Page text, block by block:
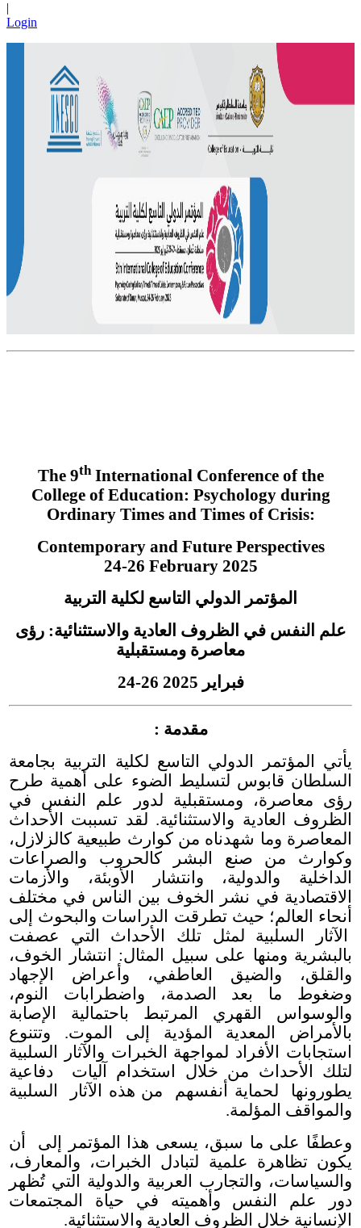
|
Login
The 9thInternational Conference of the
College of Education: Psychology during
Ordinary Times and Times of Crisis:
Contemporary and Future Perspectives
24-26 February 2025
المؤتمر الدولي التاسع لكلية التربية
علم النفس في الظروف العادية والاستثنائية: رؤى
معاصرة ومستقبلية
24-26 فبراير 2025
مقدمة :
يأتي المؤتمر الدولي التاسع لكلية التربية بجامعة
السلطان قابوس لتسليط الضوء على أهمية طرح
رؤى معاصرة، ومستقبلية لدور علم النفس في
الظروف العادية والاستثنائية. لقد تسببت الأحداث
المعاصرة وما شهدناه من كوارث طبيعية كالزلازل،
وكوارث من صنع البشر كالحروب والصراعات
الداخلية والدولية، وانتشار الأوبئة، والأزمات
الاقتصادية في نشر الخوف بين الناس في مختلف
أنحاء العالم؛ حيث تطرقت الدراسات والبحوث إلى
الآثار السلبية لمثل تلك الأحداث التي عصفت
بالبشرية ومنها على سبيل المثال: انتشار الخوف،
والقلق، والضيق العاطفي، وأعراض الإجهاد
وضغوط ما بعد الصدمة، واضطرابات النوم،
والوسواس القهري المرتبط باحتمالية الإصابة
بالأمراض المعدية المؤدية إلى الموت. وتتنوع
استجابات الأفراد لمواجهة الخبرات والآثار السلبية
لتلك الأحداث من خلال استخدام آليات دفاعية
يطورونها لحماية أنفسهم من هذه الآثار السلبية
والمواقف المؤلمة.
وعطفًا على ما سبق، يسعى هذا المؤتمر إلى أن
يكون تظاهرة علمية لتبادل الخبرات، والمعارف،
والسياسات، والتجارب العربية والدولية التي تُظهر
دور علم النفس وأهميته في حياة المجتمعات
الإنسانية خلال الظروف العادية والاستثنائية.